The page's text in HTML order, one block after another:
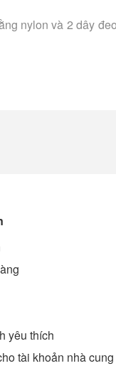
nylon và 2 dây
yêu thích
tài khoản nhà